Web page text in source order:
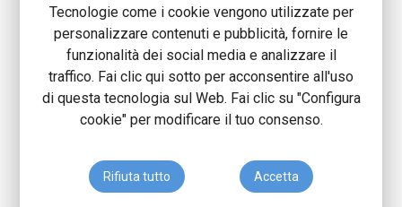
Tecnologie come i cookie vengono utilizzate per
personalizzare contenuti e pubblicità, fornire le
funzionalità dei social media e analizzare il
traffico. Fai clic qui sotto per acconsentire all'uso
di questa tecnologia sul Web. Fai clic su "Configura
cookie" per modificare il tuo consenso.
Rifiuta tutto Accetta